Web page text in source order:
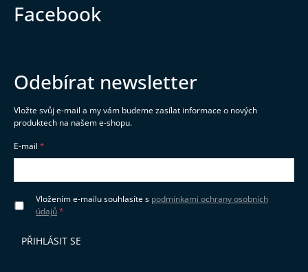
Facebook
Odebírat newsletter
Vložte svůj e-mail a my vám budeme zasílat informace o nových
produktech na našem e-shopu.
E-mail
Vložením e-mailu souhlasíte s podmínkami ochrany osobních
údajů
PŘIHLÁSIT SE